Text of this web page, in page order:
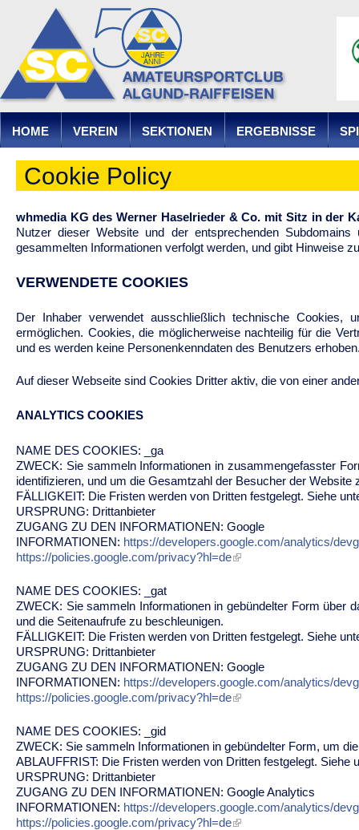
HOME VEREIN SEKTIONEN ERGEBNISSE
Cookie Policy
whmedia KG des Werner Haselrieder & Co. mit Sitz in der
Nutzer dieser Website und der entsprechenden
gesammelten Informationen verfolgt werden, und gibt Hinweise
VERWENDETE COOKIES
Der Inhaber verwendet ausschließlich technische
ermöglichen. Cookies, die möglicherweise nachteilig für die
und es werden keine Personenkenndaten des Benutzers
Auf dieser Webseite sind Cookies Dritter aktiv, die von einer
ANALYTICS COOKIES
NAME DES COOKIES: _ga
ZWECK: Sie sammeln Informationen in zusammengefasster
identifizieren, und um die Gesamtzahl der Besucher der Website
FÄLLIGKEIT: Die Fristen werden von Dritten festgelegt. Siehe
URSPRUNG: Drittanbieter
ZUGANG ZU DEN INFORMATIONEN: Google
INFORMATIONEN: https://developers.google.com/analytics/
https://policies.google.com/privacy?hl=de
NAME DES COOKIES: _gat
ZWECK: Sie sammeln Informationen in gebündelter Form über
und die Seitenaufrufe zu beschleunigen.
FÄLLIGKEIT: Die Fristen werden von Dritten festgelegt. Siehe
URSPRUNG: Drittanbieter
ZUGANG ZU DEN INFORMATIONEN: Google
INFORMATIONEN: https://developers.google.com/analytics/
https://policies.google.com/privacy?hl=de
NAME DES COOKIES: _gid
ZWECK: Sie sammeln Informationen in gebündelter Form, um
ABLAUFFRIST: Die Fristen werden von Dritten festgelegt. Siehe
URSPRUNG: Drittanbieter
ZUGANG ZU DEN INFORMATIONEN: Google Analytics
INFORMATIONEN: https://developers.google.com/analytics/
https://policies.google.com/privacy?hl=de